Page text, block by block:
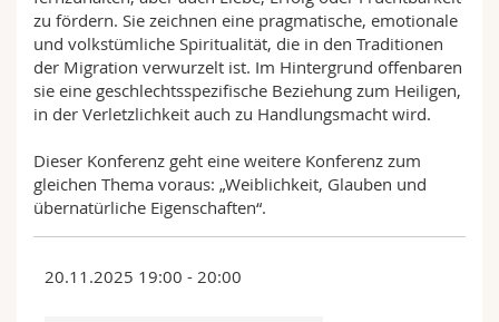
zu fördern. Sie zeichnen eine pragmatische, emotionale
und volkstümliche Spiritualität, die in den Traditionen
der Migration verwurzelt ist. Im Hintergrund offenbaren
sie eine geschlechtsspezifische Beziehung zum Heiligen,
in der Verletzlichkeit auch zu Handlungsmacht wird.
Dieser Konferenz geht eine weitere Konferenz zum
gleichen Thema voraus: „Weiblichkeit, Glauben und
übernatürliche Eigenschaften“.
20.11.2025 19:00 - 20:00